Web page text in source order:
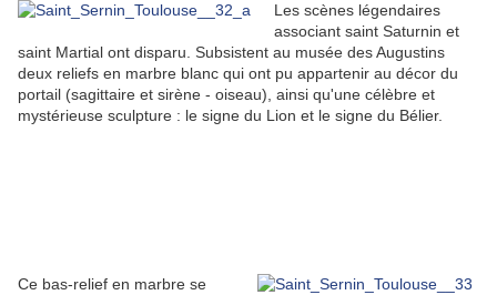
Les scènes légendaires
associant saint Saturnin et
saint Martial ont disparu. Subsistent au musée des Augustins
deux reliefs en marbre blanc qui ont pu appartenir au décor du
portail (sagittaire et sirène - oiseau), ainsi qu'une célèbre et
mystérieuse sculpture : le signe du Lion et le signe du Bélier.
Ce bas-relief en marbre se